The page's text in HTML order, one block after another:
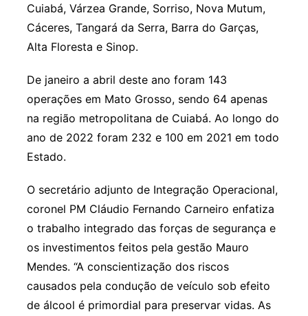
Cuiabá, Várzea Grande, Sorriso, Nova Mutum,
Cáceres, Tangará da Serra, Barra do Garças,
Alta Floresta e Sinop.
De janeiro a abril deste ano foram 143
operações em Mato Grosso, sendo 64 apenas
na região metropolitana de Cuiabá. Ao longo do
ano de 2022 foram 232 e 100 em 2021 em todo
Estado.
O secretário adjunto de Integração Operacional,
coronel PM Cláudio Fernando Carneiro enfatiza
o trabalho integrado das forças de segurança e
os investimentos feitos pela gestão Mauro
Mendes. “A conscientização dos riscos
causados pela condução de veículo sob efeito
de álcool é primordial para preservar vidas. As